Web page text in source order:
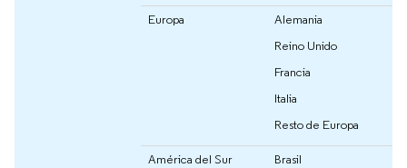
Europa
Alemania
Reino Unido
Francia
Italia
Resto de Europa
América del Sur
Brasil